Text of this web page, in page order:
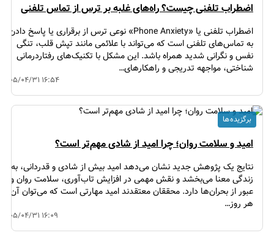
اضطراب تلفنی چیست؟ راه‌های غلبه بر ترس از تماس تلفنی
اضطراب تلفنی یا «Phone Anxiety» نوعی ترس از برقراری یا پاسخ دادن
به تماس‌های تلفنی است که می‌تواند با علائمی مانند تپش قلب، تنگی
نفس و نگرانی شدید همراه باشد. این مشکل با تکنیک‌های رفتاردرمانی
شناختی، مواجهه تدریجی و راهکارهای…
۱۴۰۵/۰۴/۳۱ ۱۶:۵۴
امید و سلامت روان؛ چرا امید از شادی مهم‌تر است؟
نتایج یک پژوهش جدید نشان می‌دهد امید بیش از شادی و قدردانی، به
زندگی معنا می‌بخشد و نقش مهمی در افزایش تاب‌آوری، سلامت روان و
عبور از بحران‌ها دارد. محققان معتقدند امید مهارتی است که می‌توان آن را
هر روز…
۱۴۰۵/۰۴/۳۱ ۱۶:۰۹
برگزیده ها